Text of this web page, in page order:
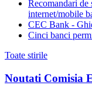
Recomandari
internet/mobile
CEC Bank -
Cinci banci
Toate stirile
Noutati Comisia